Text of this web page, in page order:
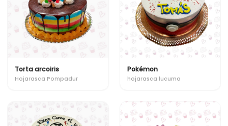
Torta arcoiris
Hojarasca Pompadur
Pokémon
hojarasca lucuma